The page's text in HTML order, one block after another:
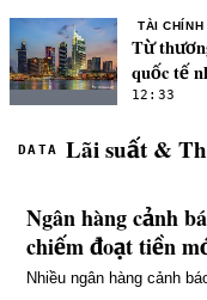
TÀI CHÍNH
Từ
quốc tế
12:33
DATA Lãi suất &
Ngân hàng cảnh
chiếm đoạt tiền
Nhiều ngân hàng cảnh